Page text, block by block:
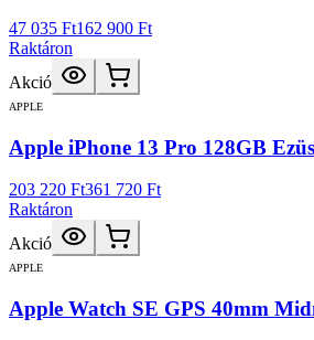
47 035 Ft162 900 Ft
Raktáron
Akció
APPLE
Apple iPhone 13 Pro 128GB
203 220 Ft361 720 Ft
Raktáron
Akció
APPLE
Apple Watch SE GPS 40mm